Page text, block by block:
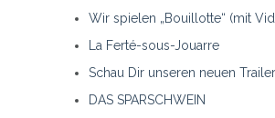
Wir spielen „Bouillotte“ (mit
La Ferté-sous-Jouarre
Schau Dir unseren neuen
DAS SPARSCHWEIN